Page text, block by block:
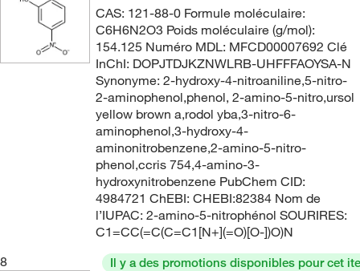
CAS: 121-88-0 Formule moléculaire:
C6H6N2O3 Poids moléculaire (g/mol):
154.125 Numéro MDL: MFCD00007692 Clé
InChI: DOPJTDJKZNWLRB-UHFFFAOYSA-N
Synonyme: 2-hydroxy-4-nitroaniline,5-nitro-
2-aminophenol,phenol, 2-amino-5-nitro,ursol
yellow brown a,rodol yba,3-nitro-6-
aminophenol,3-hydroxy-4-
aminonitrobenzene,2-amino-5-nitro-
phenol,ccris 754,4-amino-3-
hydroxynitrobenzene PubChem CID:
4984721 ChEBI: CHEBI:82384 Nom de
l’IUPAC: 2-amino-5-nitrophénol SOURIRES:
C1=CC(=C(C=C1[N+](=O)[O-])O)N
8
Il y a des promotions disponibles pour cet